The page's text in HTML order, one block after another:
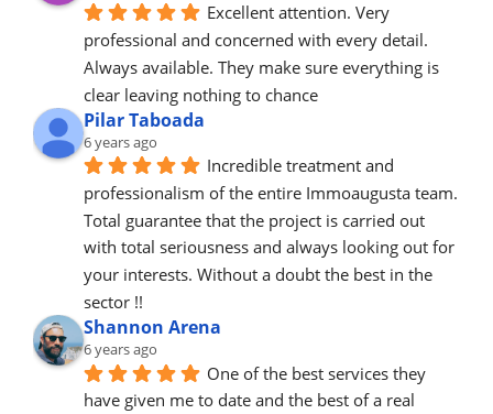
Excellent attention. Very
professional and concerned with every detail.
Always available. They make sure everything is
clear leaving nothing to chance
Pilar Taboada
6 years ago
Incredible treatment and
professionalism of the entire Immoaugusta team.
Total guarantee that the project is carried out
with total seriousness and always looking out for
your interests. Without a doubt the best in the
sector !!
Shannon Arena
6 years ago
One of the best services they
have given me to date and the best of a real